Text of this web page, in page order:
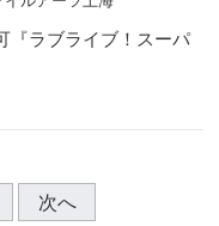
『ラブライブ！スーパ
次へ